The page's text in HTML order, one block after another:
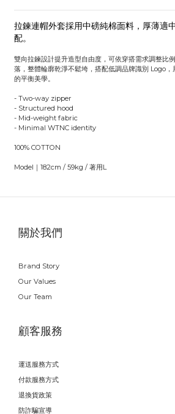
拉鍊連帽外套採用中磅純棉面料，厚薄適
配。
雙向拉鍊設計提升造型自由度，可依穿搭需求調整比
落，整體輪廓乾淨不鬆垮，搭配低調品牌識別 Logo
的平衡美學。
- Two-way zipper
- Structured hood
- Mid-weight fabric
- Minimal WTNC identity
100% COTTON
Model｜182cm / 59kg / 著用L
關於我們
Brand Story
Our Values
Our Team
顧客服務
運送服務方式
付款服務方式
退換貨政策
防詐騙宣導